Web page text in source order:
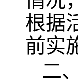
根据
前实
二